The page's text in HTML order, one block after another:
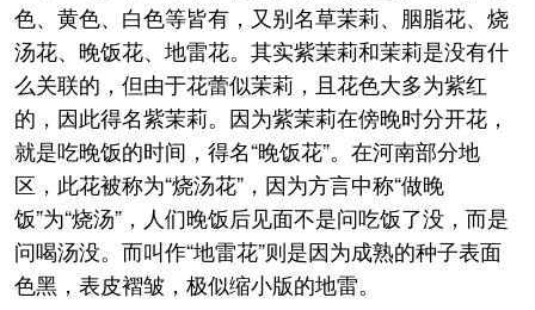
色、黄色、白色等皆有，又别名草茉莉、胭脂花、烧
汤花、晚饭花、地雷花。其实紫茉莉和茉莉是没有什
么关联的，但由于花蕾似茉莉，且花色大多为紫红
的，因此得名紫茉莉。因为紫茉莉在傍晚时分开花，
就是吃晚饭的时间，得名“晚饭花”。在河南部分地
区，此花被称为“烧汤花”，因为方言中称“做晚
饭”为“烧汤”，人们晚饭后见面不是问吃饭了没，而是
问喝汤没。而叫作“地雷花”则是因为成熟的种子表面
色黑，表皮褶皱，极似缩小版的地雷。